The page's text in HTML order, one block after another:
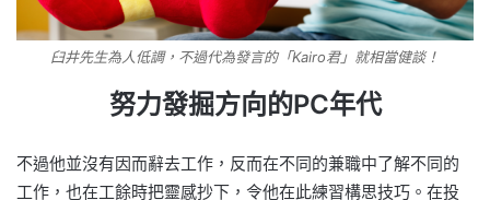
臼井先生為人低調，不過代為發言的「Kairo君」就相當健談！
努力發掘方向的PC年代
不過他並沒有因而辭去工作，反而在不同的兼職中了解不同的
工作，也在工餘時把靈感抄下，令他在此練習構思技巧。在投